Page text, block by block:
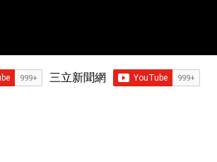
三立新聞網